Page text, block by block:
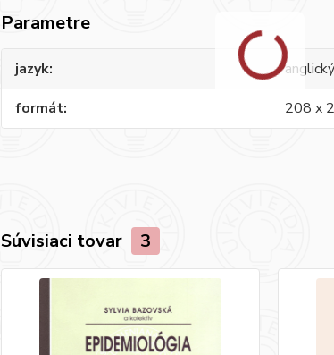
Parametre
jazyk
anglický
formát
208 x
Súvisiaci tovar 3